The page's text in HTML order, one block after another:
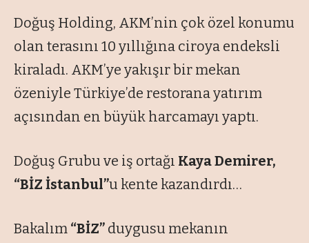
Doğuş Holding, AKM’nin çok özel konumu
olan terasını 10 yıllığına ciroya endeksli
kiraladı. AKM’ye yakışır bir mekan
özeniyle Türkiye’de restorana yatırım
açısından en büyük harcamayı yaptı.
Doğuş Grubu ve iş ortağı Kaya Demirer,
“BİZ İstanbul”u kente kazandırdı…
Bakalım “BİZ” duygusu mekanın